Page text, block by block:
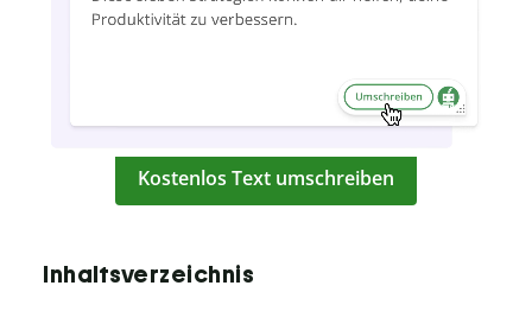
Kostenlos Text umschreiben
Inhaltsverzeichnis